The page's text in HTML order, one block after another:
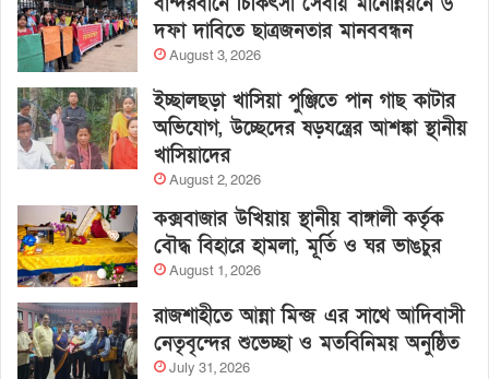
দফা দাবিতে ছাত্রজনতার মানববন্ধন
August 3, 2026
ইচ্ছালছড়া খাসিয়া পুঞ্জিতে পান গাছ কাটার
অভিযোগ, উচ্ছেদের ষড়যন্ত্রের আশঙ্কা স্থানীয়
খাসিয়াদের
August 2, 2026
কক্সবাজার উখিয়ায় স্থানীয় বাঙ্গালী কর্তৃক
বৌদ্ধ বিহারে হামলা, মূর্তি ও ঘর ভাঙচুর
August 1, 2026
রাজশাহীতে আন্না মিন্জ এর সাথে আদিবাসী
নেতৃবৃন্দের শুভেচ্ছা ও মতবিনিময় অনুষ্ঠিত
July 31, 2026